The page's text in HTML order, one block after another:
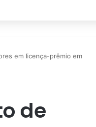
em licença-prêmio em
de